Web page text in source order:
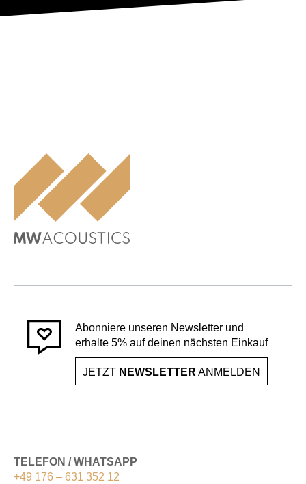
Abonniere unseren Newsletter und
erhalte 5% auf deinen nächsten Einkauf
JETZT NEWSLETTER ANMELDEN
TELEFON / WHATSAPP
+49 176 – 631 352 12